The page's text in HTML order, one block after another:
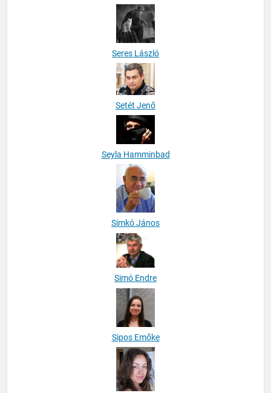
Seres László
Setét Jenő
Seyla Hamminbad
Simkó János
Simó Endre
Sipos Emőke